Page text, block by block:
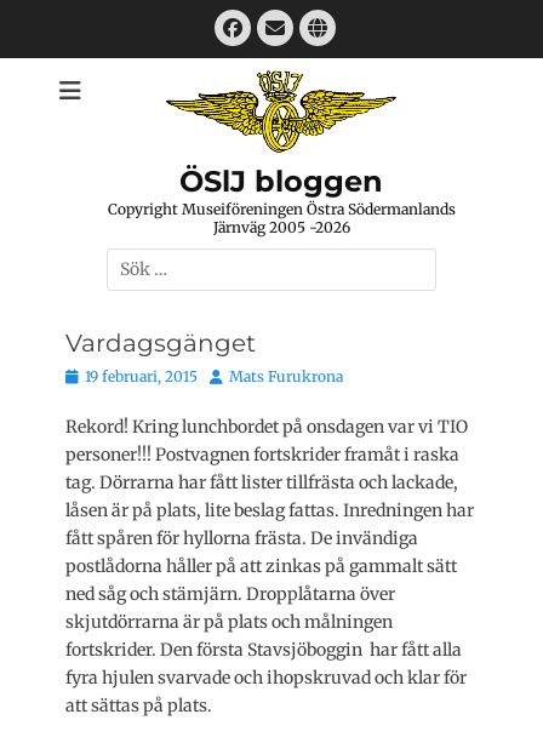
Facebook
E-
mail
Webbplats
ÖSlJ bloggen
Copyright Museiföreningen Östra Södermanlands
Järnväg 2005 -2026
Sök
efter:
Vardagsgänget
Publicerat
19 februari, 2015 Författare
Mats Furukrona
Rekord! Kring lunchbordet på onsdagen var vi TIO
personer!!! Postvagnen fortskrider framåt i raska
tag. Dörrarna har fått lister tillfrästa och lackade,
låsen är på plats, lite beslag fattas. Inredningen har
fått spåren för hyllorna frästa. De invändiga
postlådorna håller på att zinkas på gammalt sätt
ned såg och stämjärn. Dropplåtarna över
skjutdörrarna är på plats och målningen
fortskrider. Den första Stavsjöboggin har fått alla
fyra hjulen svarvade och ihopskruvad och klar för
att sättas på plats.